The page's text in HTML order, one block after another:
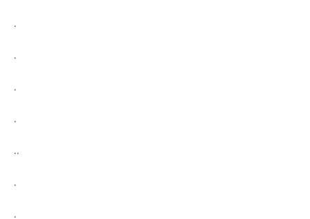
.
.
.
.
..
.
.